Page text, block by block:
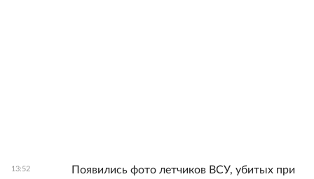
13:52
Появились фото летчиков ВСУ, убитых при